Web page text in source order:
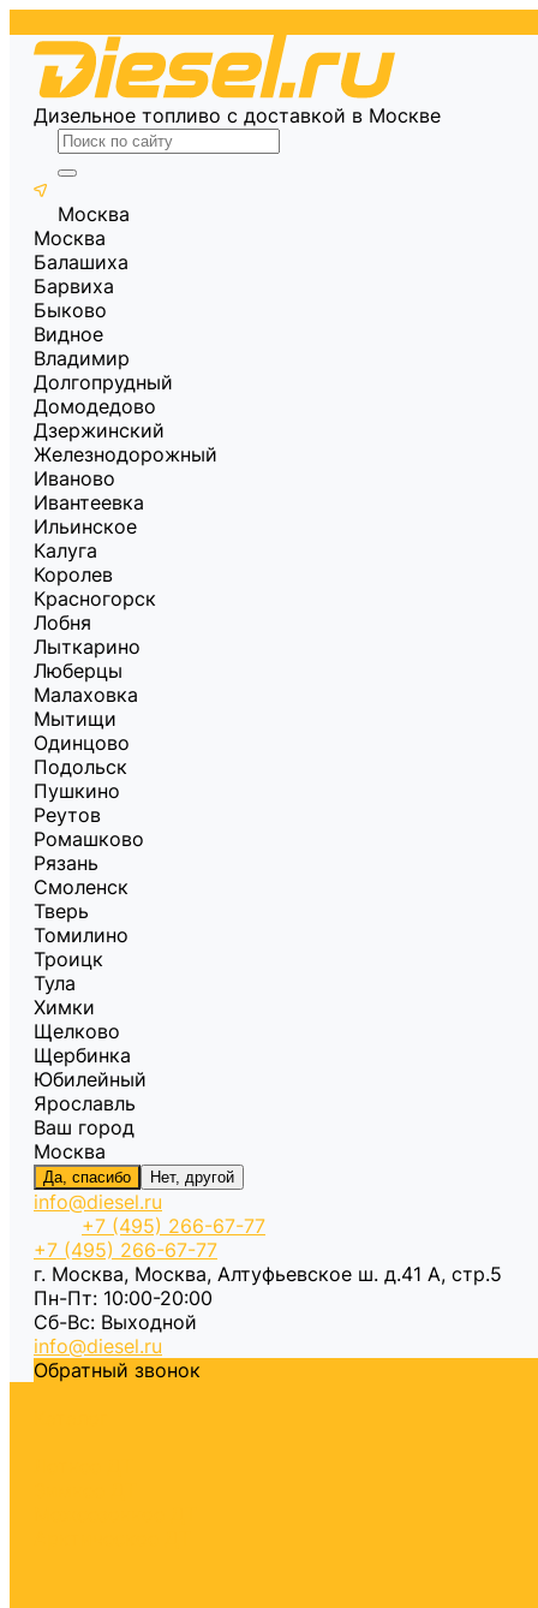
Дизельное топливо с доставкой в Москве
Москва
Москва
Балашиха
Барвиха
Быково
Видное
Владимир
Долгопрудный
Домодедово
Дзержинский
Железнодорожный
Иваново
Ивантеевка
Ильинское
Калуга
Королев
Красногорск
Лобня
Лыткарино
Люберцы
Малаховка
Мытищи
Одинцово
Подольск
Пушкино
Реутов
Ромашково
Рязань
Смоленск
Тверь
Томилино
Троицк
Тула
Химки
Щелково
Щербинка
Юбилейный
Ярославль
Ваш город
Москва
Да, спасибо Нет, другой
info@diesel.ru
+7 (495) 266-67-77
+7 (495) 266-67-77
г. Москва, Москва, Алтуфьевское ш. д.41 А, стр.5
Пн-Пт: 10:00-20:00
Cб-Вс: Выходной
info@diesel.ru
Обратный звонок